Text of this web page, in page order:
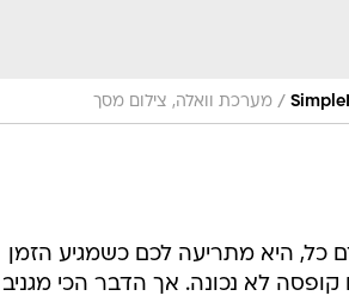
/ מערכת וואלה, צילום מסך
של תרופות. קודם כל, היא מתריעה לכם כשמגיע הזמן
לא נכונה. אך הדבר הכי מגניב